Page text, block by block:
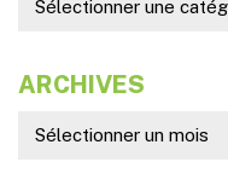
ARCHIVES